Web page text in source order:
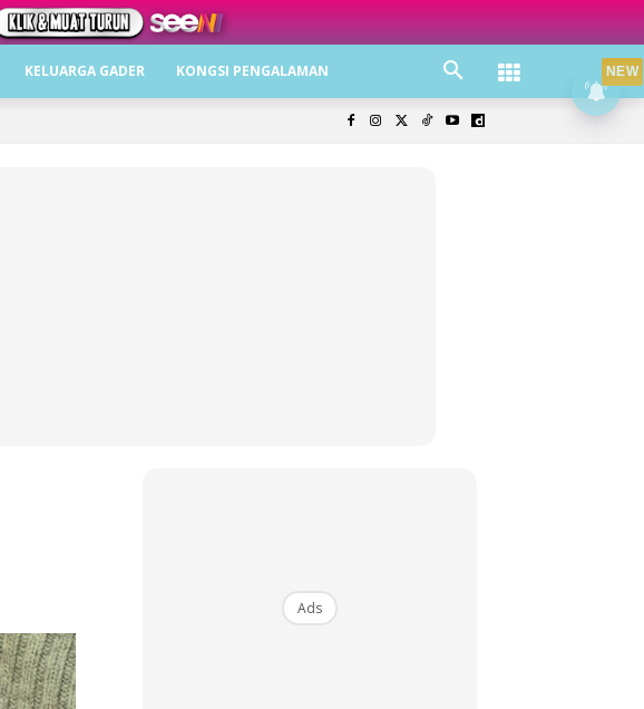
KELUARGA GADER KONGSI PENGALAMAN
Ads
NEW